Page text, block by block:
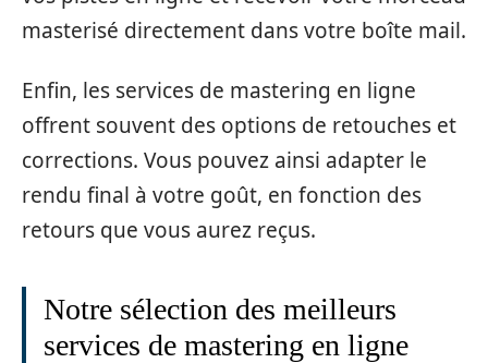
masterisé directement dans votre boîte mail.
Enfin, les services de mastering en ligne
offrent souvent des options de retouches et
corrections. Vous pouvez ainsi adapter le
rendu final à votre goût, en fonction des
retours que vous aurez reçus.
Notre sélection des meilleurs
services de mastering en ligne